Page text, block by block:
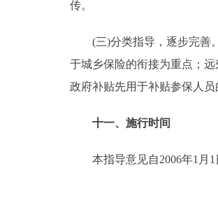
传。
(三)分类指导，逐步完善。
于城乡保险的衔接为重点；
政府补贴先用于补贴参保人
十一、施行时间
本指导意见自2006年1月1